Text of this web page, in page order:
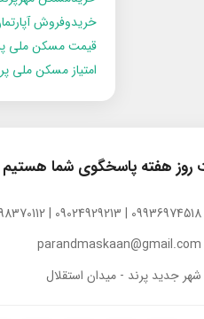
خریدوفروش
قیمت مسکن ملی
امتیاز مسکن ملی
هفته پاسخگوی شما هستیم
09936974518 | 09024929213 | 09398370112
parandmaskaan@gmail.com
شهر جدید پرند - میدان استقلال